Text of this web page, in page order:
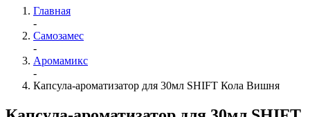
Главная
-
Самозамес
-
Аромамикс
-
Капсула-ароматизатор для 30мл SHIFT Кола Вишня